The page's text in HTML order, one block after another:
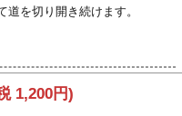
を切り開き続けます。
1,200円)